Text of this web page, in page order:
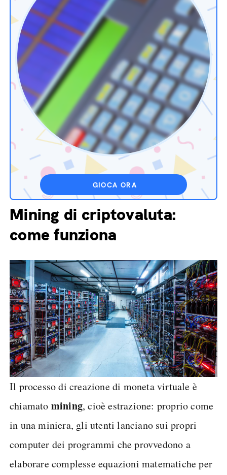
GIOCA ORA
Mining di criptovaluta:
come funziona
Il processo di creazione di moneta virtuale è
chiamato mining, cioè estrazione: proprio come
in una miniera, gli utenti lanciano sui propri
computer dei programmi che provvedono a
elaborare complesse equazioni matematiche per